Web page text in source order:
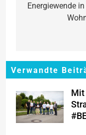
Energiewende
Verwandte
Mit